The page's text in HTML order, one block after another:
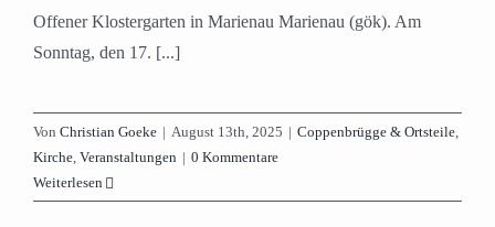
Offener Klostergarten in Marienau Marienau (gök). Am
Sonntag, den 17. [...]
Von Christian Goeke | August 13th, 2025 | Coppenbrügge & Ortsteile,
Kirche, Veranstaltungen | 0 Kommentare
Weiterlesen